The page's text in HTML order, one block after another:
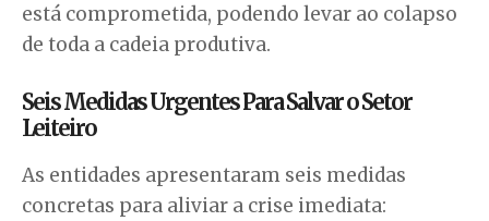
está comprometida, podendo levar ao colapso
de toda a cadeia produtiva.
Seis Medidas Urgentes Para Salvar o Setor
Leiteiro
As entidades apresentaram seis medidas
concretas para aliviar a crise imediata: